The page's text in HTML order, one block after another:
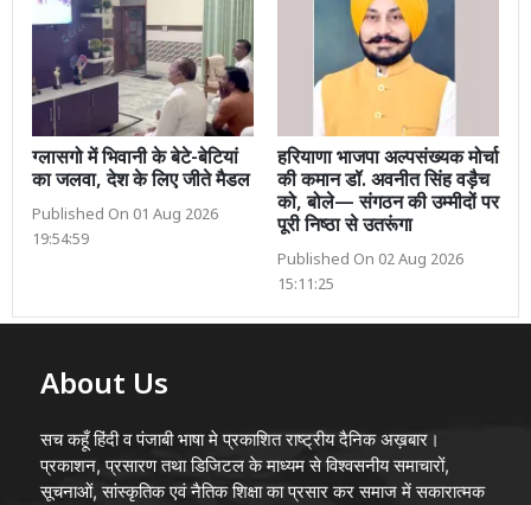
ग्लासगो में भिवानी के बेटे-बेटियां
का जलवा, देश के लिए जीते मैडल
Published On 01 Aug 2026
19:54:59
हरियाणा भाजपा अल्पसंख्यक मोर्चा
की कमान डॉ. अवनीत सिंह वड़ैच
को, बोले— संगठन की उम्मीदों पर
पूरी निष्ठा से उतरूंगा
Published On 02 Aug 2026
15:11:25
About Us
सच कहूँ हिंदी व पंजाबी भाषा मे प्रकाशित राष्ट्रीय दैनिक अख़बार।
प्रकाशन, प्रसारण तथा डिजिटल के माध्यम से विश्वसनीय समाचारों,
सूचनाओं, सांस्कृतिक एवं नैतिक शिक्षा का प्रसार कर समाज में सकारात्मक